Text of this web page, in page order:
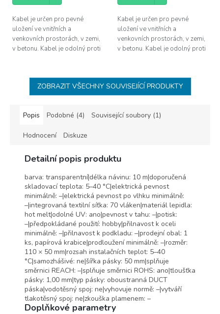
Kabel je určen pro pevné
uložení ve vnitřních a
venkovních prostorách, v zemi,
v betonu. Kabel je odolný proti
Kabel je určen pro pevné
uložení ve vnitřních a
venkovních prostorách, v zemi,
v betonu. Kabel je odolný proti
ZOBRAZIT VŠECHNY SOUVISEJÍCÍ PRODUKTY
Popis Podobné (4) Související soubory (1)
Hodnocení Diskuze
Detailní popis produktu
barva: transparentní|délka návinu: 10 m|doporučená
skladovací teplota: 5–40 °C|elektrická pevnost
minimálně: –|elektrická pevnost po vlhku minimálně:
–|integrovaná textilní síťka: 70 vláken|materiál lepidla:
hot melt|odolné UV: ano|pevnost v tahu: –|potisk:
–|předpokládané použití: hobby|přilnavost k oceli
minimálně: –|přilnavost k podkladu: –|prodejní obal: 1
ks, papírová krabice|prodloužení minimálně: –|rozměr:
110 × 50 mm|rozsah instalačních teplot: 5–40
°C|samozhášivé: ne|šířka pásky: 50 mm|splňuje
směrnici REACH: –|splňuje směrnici ROHS: ano|tloušťka
pásky: 1,00 mm|typ pásky: oboustranná DUCT
páska|vodotěsný spoj: ne|vyhovuje normě: –|vytváří
tlakotěsný spoj: ne|zkouška plamenem: –
Doplňkové parametry